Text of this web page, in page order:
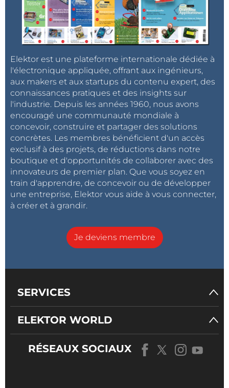
Elektor est une plateforme internationale dédiée à
l'électronique appliquée, offrant aux ingénieurs,
aux makers et aux startups du contenu expert, des
connaissances pratiques et des insights sur
l'industrie. Depuis les années 1960, nous avons
encouragé une communauté mondiale à
concevoir, construire et partager des solutions
concrètes. Les membres bénéficient d'un accès
exclusif à des projets, de réductions dans notre
boutique et d'opportunités de collaborer avec des
innovateurs de premier plan. Que vous soyez en
train d'apprendre, de concevoir ou de développer
une entreprise, Elektor vous aide à vous connecter,
à créer et à grandir.
Je deviens membre
SERVICES
ELEKTOR WORLD
RÉSEAUX SOCIAUX